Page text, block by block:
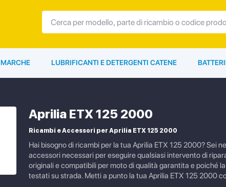
MARCHE LUBRIFICANTI E DETERGENTI CATENE
Aprilia ETX 125 2000
Ricambi e Accessori per Aprilia ETX 125 2000
Hai bisogno di ricambi per la tua Aprilia ETX 125 2000? Sei
accessori necessari per eseguire qualsiasi intervento di
originali e compatibili per moto di qualità garantita e poiché
testati su strada. Metti a punto la tua Aprilia ETX 125 2000